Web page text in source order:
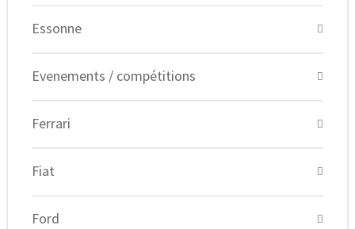
Essonne
Evenements / compétitions
Ferrari
Fiat
Ford